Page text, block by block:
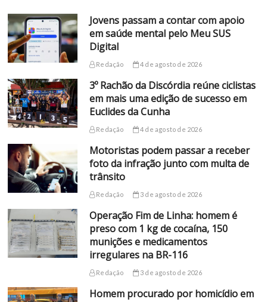
Jovens passam a contar com apoio
em saúde mental pelo Meu SUS
Digital
Redação 4 de agosto de 2026
3º Rachão da Discórdia reúne ciclistas
em mais uma edição de sucesso em
Euclides da Cunha
Redação 4 de agosto de 2026
Motoristas podem passar a receber
foto da infração junto com multa de
trânsito
Redação 3 de agosto de 2026
Operação Fim de Linha: homem é
preso com 1 kg de cocaína, 150
munições e medicamentos
irregulares na BR-116
Redação 3 de agosto de 2026
Homem procurado por homicídio em